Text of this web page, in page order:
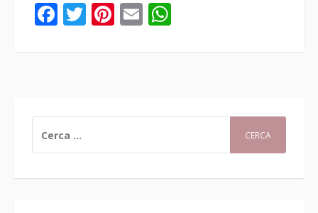
Facebook
Twitter
Pinterest
Email